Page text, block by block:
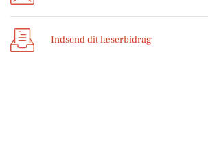
Indsend dit læserbidrag